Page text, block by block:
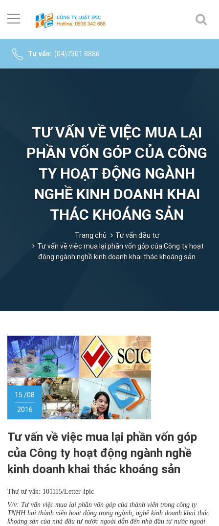
Tư vấn: (04)7301.8886
TƯ VẤN VỀ VIỆC MUA LẠI
PHẦN VỐN GÓP CỦA CÔNG
TY HOẠT ĐỘNG NGÀNH
NGHỀ KINH DOANH KHAI
THÁC KHOÁNG SẢN
Trang chủ
Tư vấn đầu tư
Tư vấn về việc mua lại phần vốn góp của Công ty hoạt
động ngành nghề kinh doanh khai thác khoáng sản
15 /08
2016
Tư vấn về việc mua lại phần vốn góp
của Công ty hoạt động ngành nghề
kinh doanh khai thác khoáng sản
Thư tư vấn: 101115/Letter-Ipic
V/v: Tư vấn việc mua lại phần vốn góp của thành viên trong công ty
TNHH hai thành viên hoạt động trong ngành, nghề kinh doanh khai thác
khoáng sản của nhà đầu tư nước ngoài dẫn đến nhà đầu tư nước ngoài